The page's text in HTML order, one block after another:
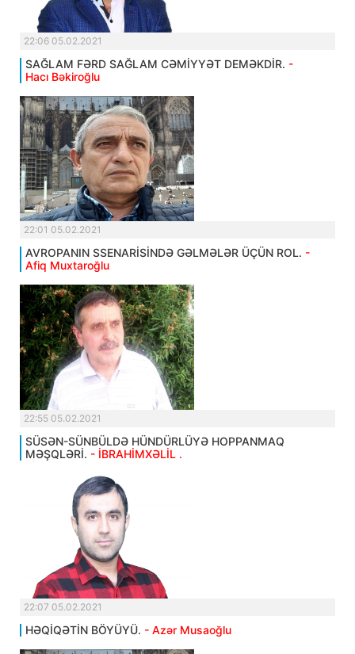
22:06 05.02.2021
SAĞLAM FƏRD SAĞLAM CƏMİYYƏT DEMƏKDİR. -
Hacı Bəkiroğlu
22:01 05.02.2021
AVROPANIN SSENARİSİNDƏ GƏLMƏLƏR ÜÇÜN ROL. -
Afiq Muxtaroğlu
22:55 05.02.2021
SÜSƏN-SÜNBÜLDƏ HÜNDÜRLÜYƏ HOPPANMAQ
MƏŞQLƏRİ. - İBRAHİMXƏLİL .
22:07 05.02.2021
HƏQİQƏTİN BÖYÜYÜ. - Azər Musaoğlu